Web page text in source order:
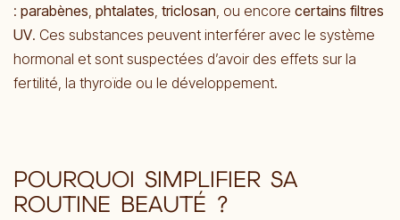
: parabènes phtalates triclosan , ou encore certains filtres
UV. Ces substances peuvent interférer avec le système
hormonal et sont suspectées d’avoir des effets sur la
fertilité, la thyroïde ou le développement.
POURQUOI SIMPLIFIER SA
ROUTINE BEAUTÉ ?